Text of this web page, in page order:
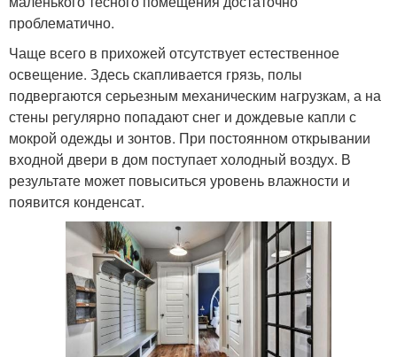
проблематично.
Чаще всего в прихожей отсутствует естественное
освещение. Здесь скапливается грязь, полы
подвергаются серьезным механическим нагрузкам, а на
стены регулярно попадают снег и дождевые капли с
мокрой одежды и зонтов. При постоянном открывании
входной двери в дом поступает холодный воздух. В
результате может повыситься уровень влажности и
появится конденсат.